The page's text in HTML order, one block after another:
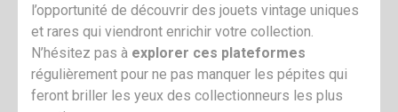
l’opportunité de découvrir des jouets vintage uniques
et rares qui viendront enrichir votre collection.
N’hésitez pas à explorer ces plateformes
régulièrement pour ne pas manquer les pépites qui
feront briller les yeux des collectionneurs les plus